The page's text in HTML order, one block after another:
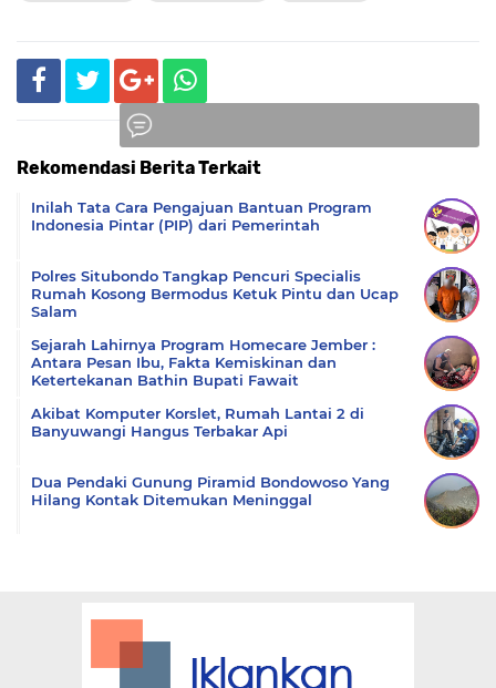
Rekomendasi Berita Terkait
Inilah Tata Cara Pengajuan Bantuan Program
Indonesia Pintar (PIP) dari Pemerintah
Polres Situbondo Tangkap Pencuri Specialis
Rumah Kosong Bermodus Ketuk Pintu dan Ucap
Salam
Sejarah Lahirnya Program Homecare Jember :
Antara Pesan Ibu, Fakta Kemiskinan dan
Ketertekanan Bathin Bupati Fawait
Akibat Komputer Korslet, Rumah Lantai 2 di
Banyuwangi Hangus Terbakar Api
Dua Pendaki Gunung Piramid Bondowoso Yang
Hilang Kontak Ditemukan Meninggal